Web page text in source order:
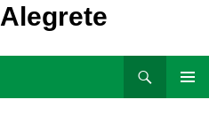
Alegrete